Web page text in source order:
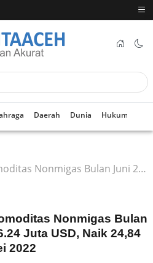
Daerah Dunia Hukum
Sebesar 56.24 Juta USD, Naik 24,84 Persen dari Bulan Mei 2022
Nonmigas Bulan
Juta USD, Naik 24,84
2022